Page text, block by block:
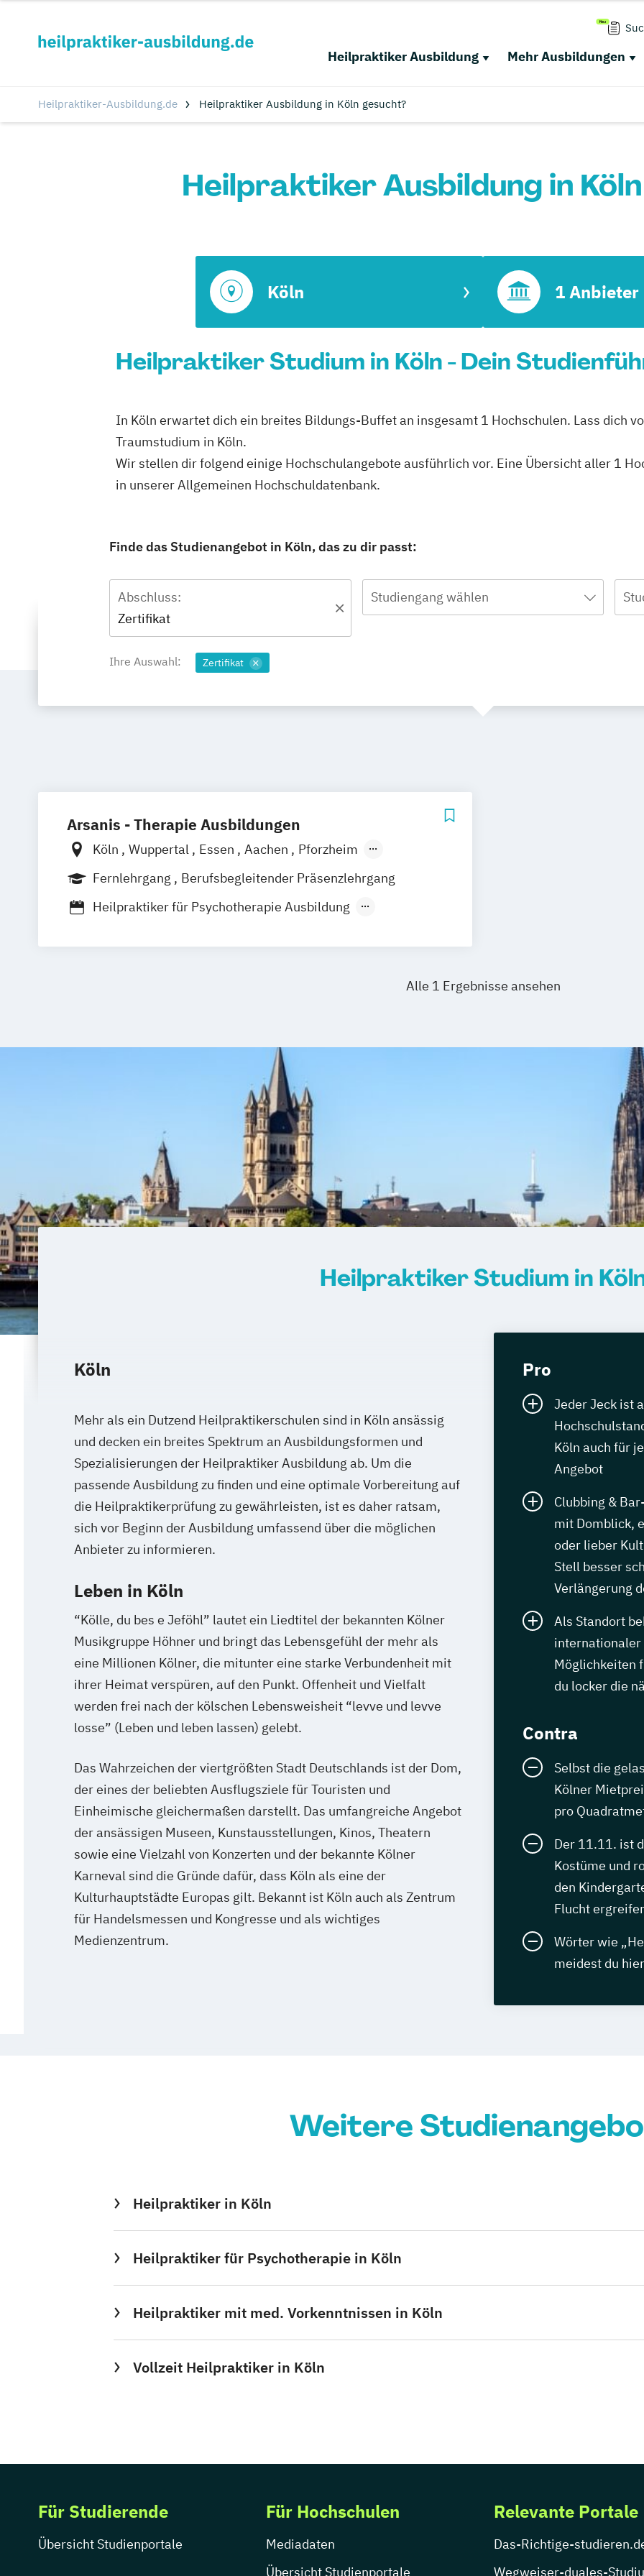
Heilpraktiker Ausbildung Mehr Ausbildungen
Heilpraktiker-Ausbildung.de Heilpraktiker Ausbildung in Köln gesucht?
Heilpraktiker Ausbildung in
Köln 1 Anbieter
Heilpraktiker Studium in Köln - Dein
In Köln erwartet dich ein breites Bildungs-Buffet an insgesamt 1 Hochschulen. Lass dich
Traumstudium in Köln.
Wir stellen dir folgend einige Hochschulangebote ausführlich vor. Eine Übersicht aller 1
in unserer Allgemeinen Hochschuldatenbank.
Finde das Studienangebot in Köln, das zu dir passt:
Abschluss:
Zertifikat
Studiengang wählen
Ihre Auswahl: Zertifikat
Arsanis - Therapie Ausbildungen
Köln Wuppertal Essen Aachen
Pforzheim
Düsseldorf
Online
Fernlehrgang
Berufsbegleitender Präsenzlehrgang
Heilpraktiker für Psychotherapie Ausbildung
Alle 1 Ergebnisse ansehen
Heilpraktiker Studium in
Köln
Mehr als ein Dutzend Heilpraktikerschulen sind in Köln ansässig
und decken ein breites Spektrum an Ausbildungsformen und
Spezialisierungen der Heilpraktiker Ausbildung ab. Um die
passende Ausbildung zu finden und eine optimale Vorbereitung auf
die Heilpraktikerprüfung zu gewährleisten, ist es daher ratsam,
sich vor Beginn der Ausbildung umfassend über die möglichen
Anbieter zu informieren.
Leben in Köln
“Kölle, du bes e Jeföhl” lautet ein Liedtitel der bekannten Kölner
Musikgruppe Höhner und bringt das Lebensgefühl der mehr als
eine Millionen Kölner, die mitunter eine starke Verbundenheit mit
ihrer Heimat verspüren, auf den Punkt. Offenheit und Vielfalt
werden frei nach der kölschen Lebensweisheit “levve und levve
losse” (Leben und leben lassen) gelebt.
Das Wahrzeichen der viertgrößten Stadt Deutschlands ist der Dom,
der eines der beliebten Ausflugsziele für Touristen und
Einheimische gleichermaßen darstellt. Das umfangreiche Angebot
der ansässigen Museen, Kunstausstellungen, Kinos, Theatern
sowie eine Vielzahl von Konzerten und der bekannte Kölner
Karneval sind die Gründe dafür, dass Köln als eine der
Kulturhauptstädte Europas gilt. Bekannt ist Köln auch als Zentrum
für Handelsmessen und Kongresse und als wichtiges
Medienzentrum.
Pro
Jeder Jeck ist
Köln auch für
Angebot
Clubbing &
mit Domblick,
oder lieber
Stell besser
Verlängerung
Als Standort
internationaler
Möglichkeiten
du locker die
Contra
Selbst die
Kölner
pro
Der 11.11. ist
Kostüme und
den
Flucht
Wörter wie
meidest du
Weitere
Heilpraktiker in Köln
Heilpraktiker für Psychotherapie in Köln
Heilpraktiker mit med. Vorkenntnissen in Köln
Vollzeit Heilpraktiker in Köln
Für Studierende
Übersicht Studienportale
Für Hochschulen
Mediadaten
Übersicht Studienportale
Relevante Portale
Das-Richtige-
Wegweiser-duales-